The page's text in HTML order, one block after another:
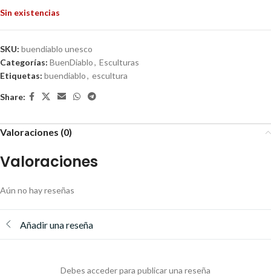
Sin existencias
SKU: buendiablo unesco
Categorías: BuenDiablo, Esculturas
Etiquetas: buendiablo, escultura
Share:
Valoraciones (0)
Valoraciones
Aún no hay reseñas
Añadir una reseña
Debes acceder para publicar una reseña